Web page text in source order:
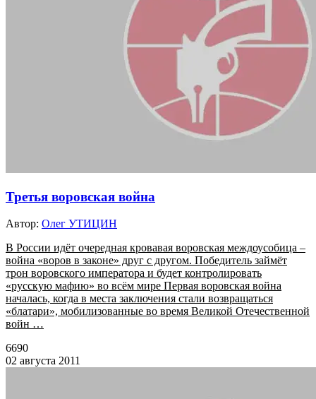
Третья воровская война
Автор: Олег УТИЦИН
В России идёт очередная кровавая воровская междоусобица –
война «воров в законе» друг с другом. Победитель займёт
трон воровского императора и будет контролировать
«русскую мафию» во всём мире Первая воровская война
началась, когда в места заключения стали возвращаться
«блатари», мобилизованные во время Великой Отечественной
войн …
6690
02 августа 2011